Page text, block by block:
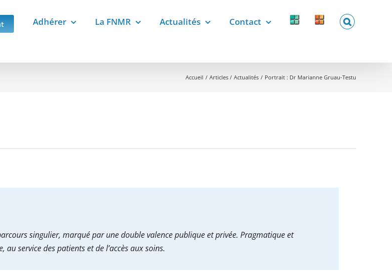
Adhérer La FNMR Actualités Contact ForcomedLabelix
Accueil Articles Actualités Portrait : Dr Marianne Gruau-Testu
singulier, marqué par une double valence publique et privée. Pragmatique et
service des patients et de l’accès aux soins.